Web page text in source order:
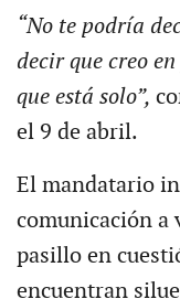
“No te podría
decir que creo
que está solo”,
el 9 de abril.
El mandatario
comunicación a
pasillo en
encuentran